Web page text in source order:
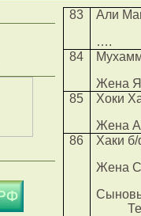
83
Али
….
84
Жена
85
Хоки
Жена
86
Хаки
Жена